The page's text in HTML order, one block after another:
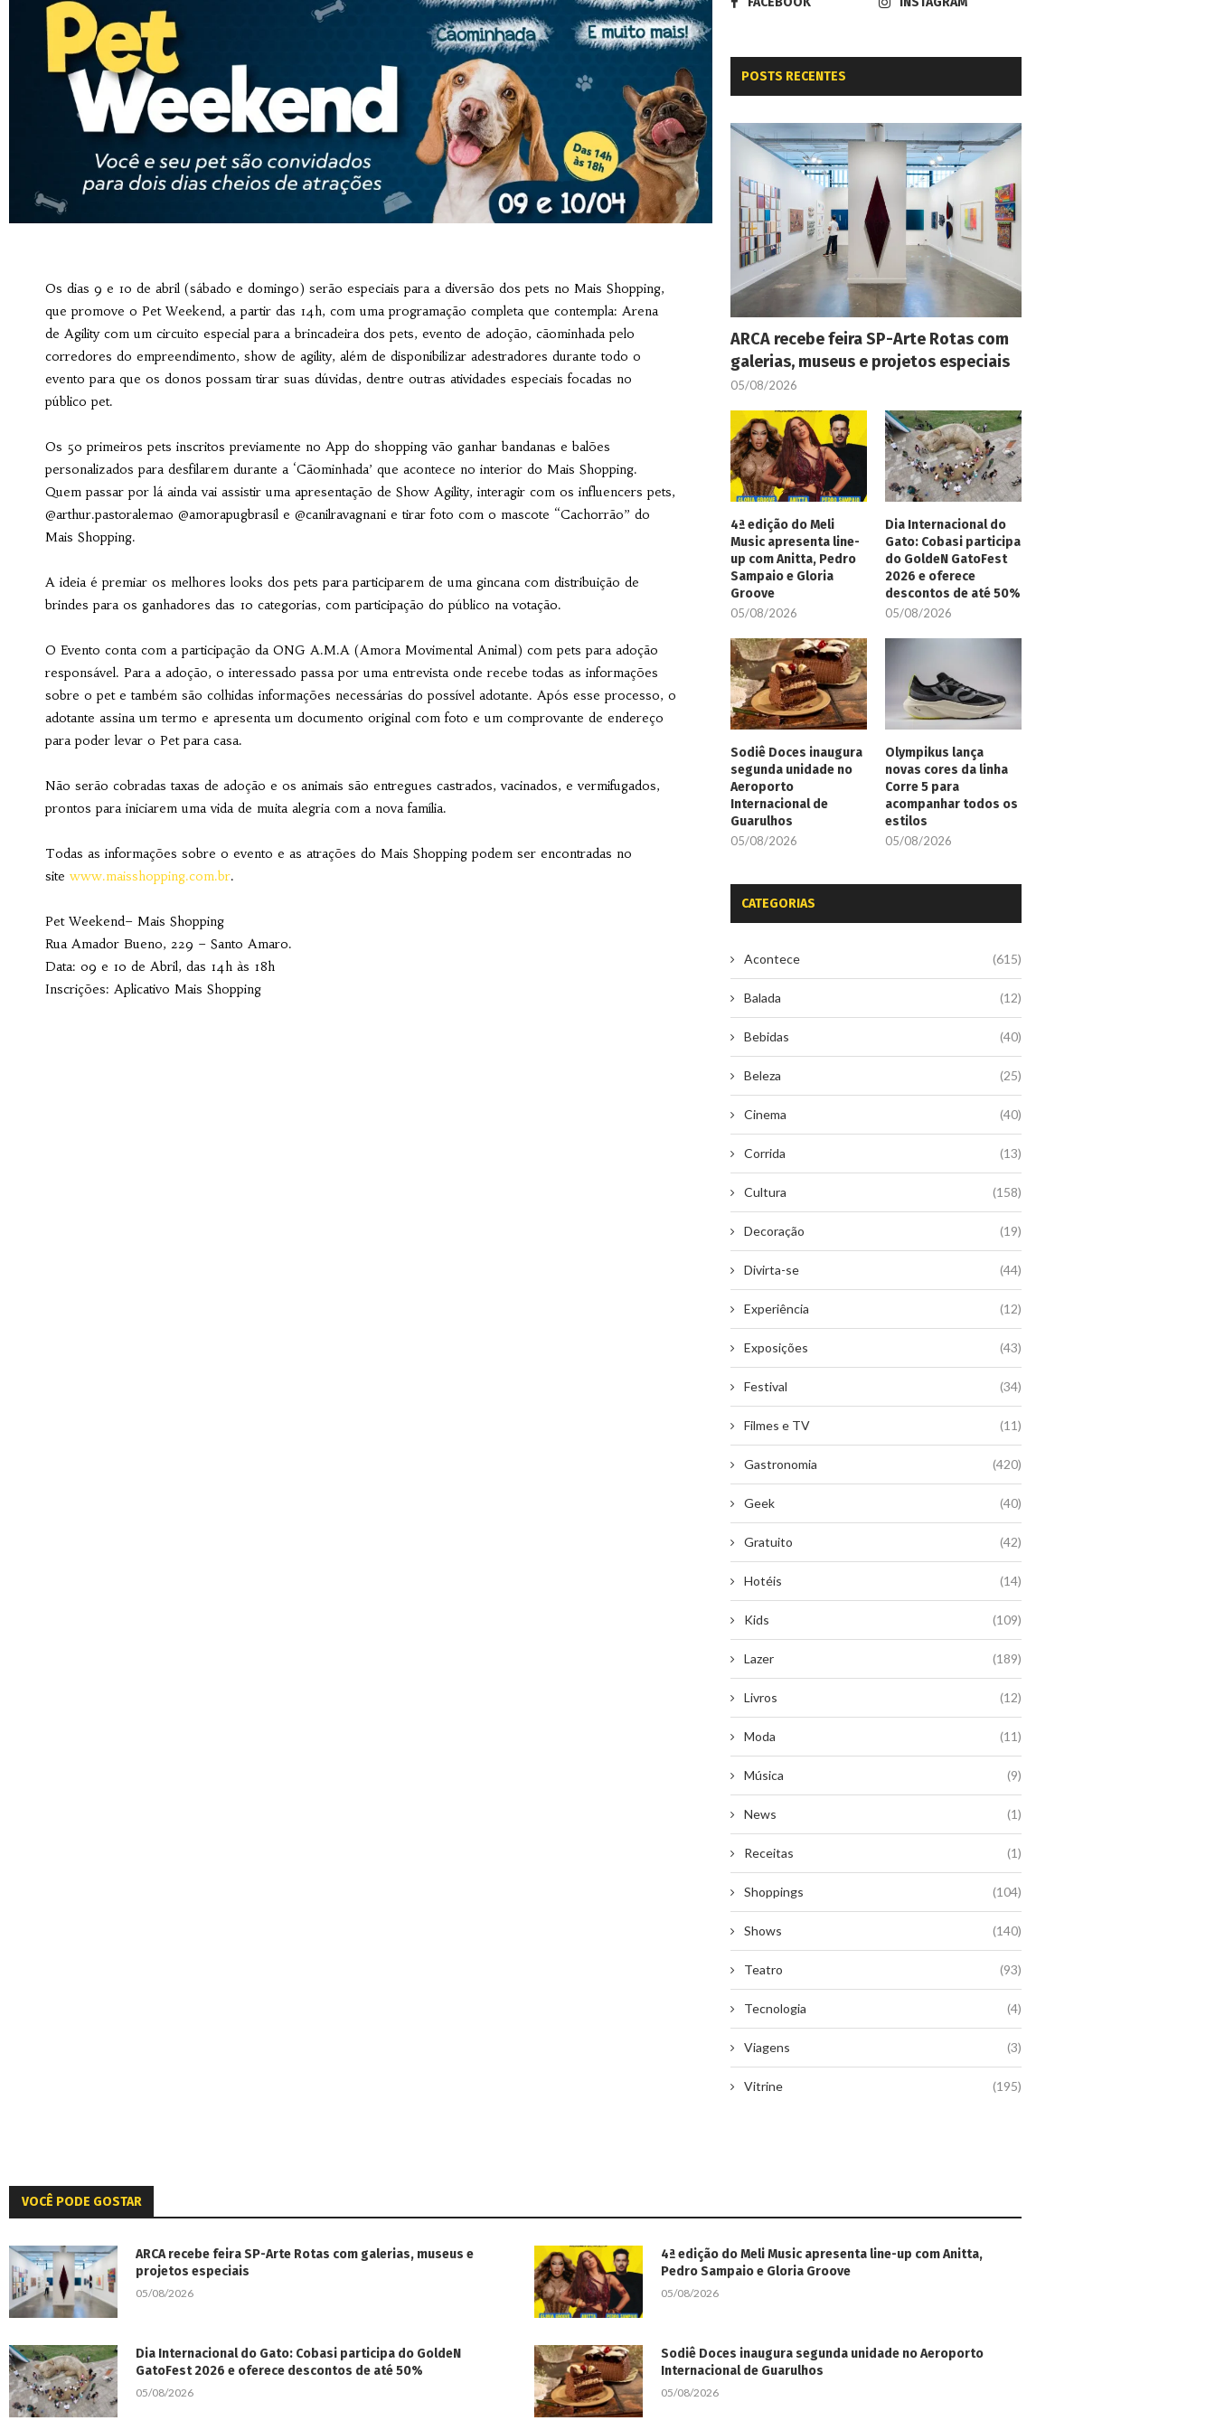
Os dias 9 e 10 de abril (sábado e domingo) serão especiais para a diversão dos pets no Mais Shopping,
que promove o Pet Weekend, a partir das 14h, com uma programação completa que contempla: Arena
de Agility com um circuito especial para a brincadeira dos pets, evento de adoção, cãominhada pelo
corredores do empreendimento, show de agility, além de disponibilizar adestradores durante todo o
evento para que os donos possam tirar suas dúvidas, dentre outras atividades especiais focadas no
público pet.
Os 50 primeiros pets inscritos previamente no App do shopping vão ganhar bandanas e balões
personalizados para desfilarem durante a ‘Cãominhada’ que acontece no interior do Mais Shopping.
Quem passar por lá ainda vai assistir uma apresentação de Show Agility, interagir com os influencers pets,
@arthur.pastoralemao @amorapugbrasil e @canilravagnani e tirar foto com o mascote “Cachorrão” do
Mais Shopping.
A ideia é premiar os melhores looks dos pets para participarem de uma gincana com distribuição de
brindes para os ganhadores das 10 categorias, com participação do público na votação.
O Evento conta com a participação da ONG A.M.A (Amora Movimental Animal) com pets para adoção
responsável. Para a adoção, o interessado passa por uma entrevista onde recebe todas as informações
sobre o pet e também são colhidas informações necessárias do possível adotante. Após esse processo, o
adotante assina um termo e apresenta um documento original com foto e um comprovante de endereço
para poder levar o Pet para casa.
Não serão cobradas taxas de adoção e os animais são entregues castrados, vacinados, e vermifugados,
prontos para iniciarem uma vida de muita alegria com a nova família.
Todas as informações sobre o evento e as atrações do Mais Shopping podem ser encontradas no
site www.maisshopping.com.br.
Pet Weekend– Mais Shopping
Rua Amador Bueno, 229 – Santo Amaro.
Data: 09 e 10 de Abril, das 14h às 18h
Inscrições: Aplicativo Mais Shopping
POSTS RECENTES
ARCA recebe feira SP-Arte Rotas com
galerias, museus e projetos especiais
05/08/2026
4ª edição do Meli
Music apresenta line-
up com Anitta, Pedro
Sampaio e Gloria
Groove
05/08/2026
Dia Internacional do
Gato: Cobasi participa
do GoldeN GatoFest
2026 e oferece
descontos de até 50%
05/08/2026
Sodiê Doces inaugura
segunda unidade no
Aeroporto
Internacional de
Guarulhos
05/08/2026
Olympikus lança
novas cores da linha
Corre 5 para
acompanhar todos os
estilos
05/08/2026
CATEGORIAS
Acontece (615)
Balada (12)
Bebidas (40)
Beleza (25)
Cinema (40)
Corrida (13)
Cultura (158)
Decoração (19)
Divirta-se (44)
Experiência (12)
Exposições (43)
Festival (34)
Filmes e TV (11)
Gastronomia (420)
Geek (40)
Gratuito (42)
Hotéis (14)
Kids (109)
Lazer (189)
Livros (12)
Moda (11)
Música (9)
News (1)
Receitas (1)
Shoppings (104)
Shows (140)
Teatro (93)
Tecnologia (4)
Viagens (3)
Vitrine (195)
VOCÊ PODE GOSTAR
ARCA recebe feira SP-Arte Rotas com galerias, museus e
projetos especiais
05/08/2026
4ª edição do Meli Music apresenta line-up com Anitta,
Pedro Sampaio e Gloria Groove
05/08/2026
Dia Internacional do Gato: Cobasi participa do GoldeN
GatoFest 2026 e oferece descontos de até 50%
05/08/2026
Sodiê Doces inaugura segunda unidade no Aeroporto
Internacional de Guarulhos
05/08/2026